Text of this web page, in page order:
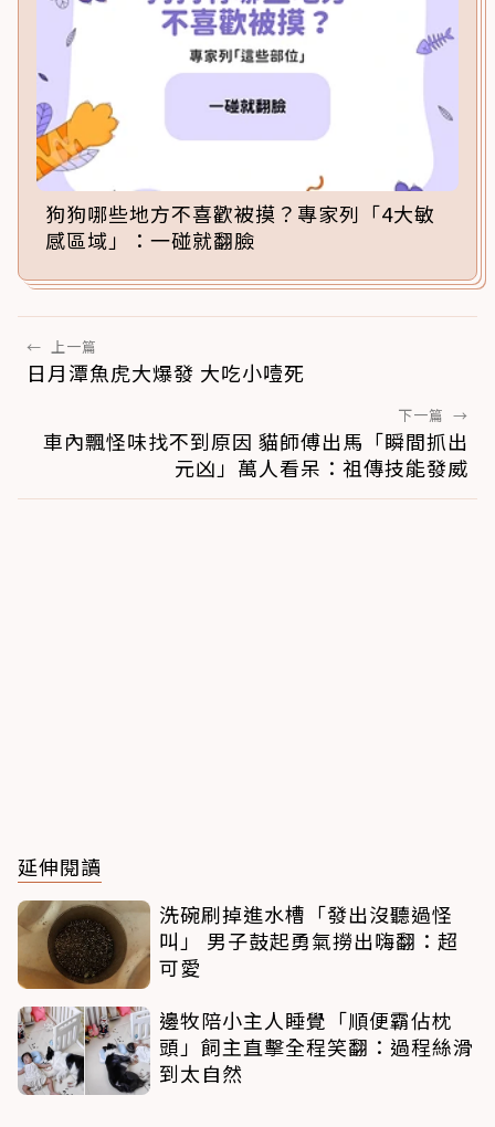
狗狗哪些地方不喜歡被摸？專家列「4大敏
感區域」：一碰就翻臉
← 上一篇
日月潭魚虎大爆發 大吃小噎死
下一篇 →
車內飄怪味找不到原因 貓師傅出馬「瞬間抓出
元凶」萬人看呆：祖傳技能發威
延伸閱讀
洗碗刷掉進水槽「發出沒聽過怪
叫」 男子鼓起勇氣撈出嗨翻：超
可愛
邊牧陪小主人睡覺「順便霸佔枕
頭」飼主直擊全程笑翻：過程絲滑
到太自然